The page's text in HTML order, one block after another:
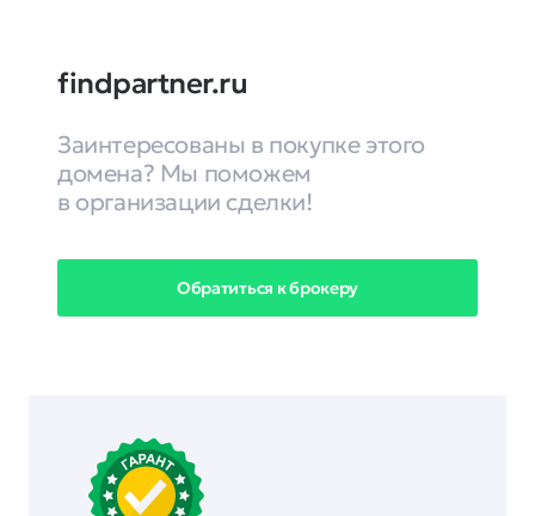
findpartner.ru
Заинтересованы в покупке этого
домена? Мы поможем
в организации сделки!
Обратиться к брокеру